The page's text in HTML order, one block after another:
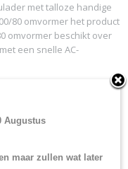
met talloze handige
80 omvormer het product
omvormer beschikt over
een snelle AC-
een zuivere
heb je nodig wanneer je
stopcontact komt. Hier
Augustus
maar zullen wat later